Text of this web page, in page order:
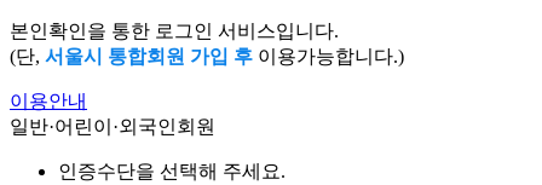
본인확인을 통한 로그인 서비스입니다.
(단, 서울시 통합회원 가입 후 이용가능합니다.)
이용안내
일반·어린이·외국인회원
인증수단을 선택해 주세요.